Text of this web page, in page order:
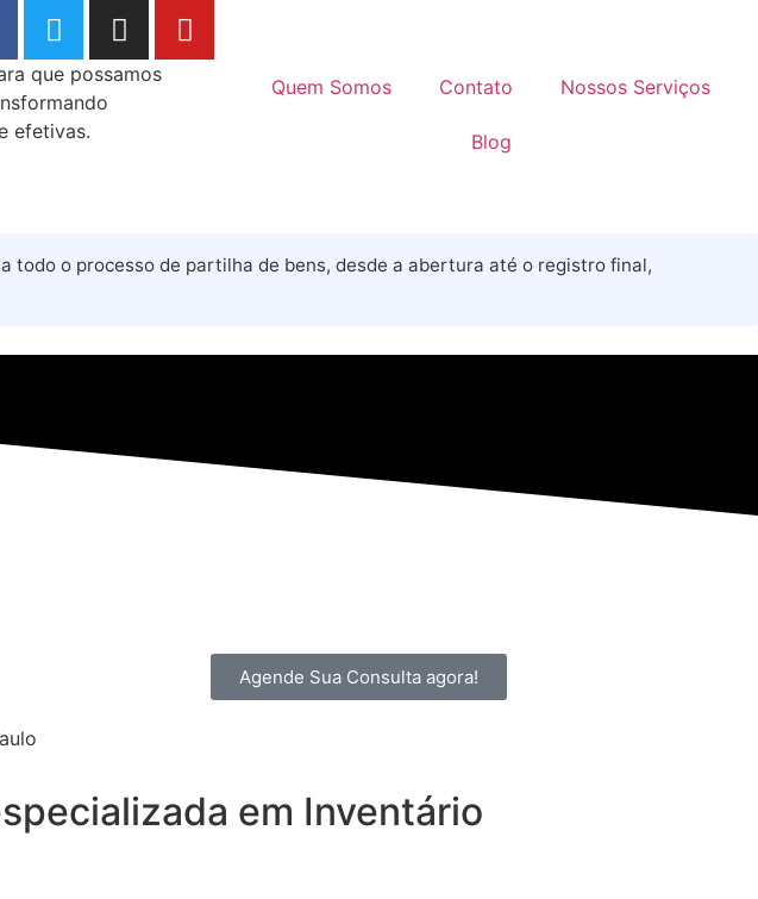
que possamos
efetivas.
Quem Somos Contato Nossos Serviços
Blog
todo o processo de partilha de bens, desde a abertura até o registro final,
Agende Sua Consulta agora!
em Inventário